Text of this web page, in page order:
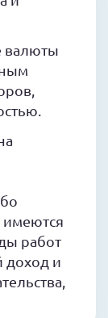
валюты
имеются
работ
доход и